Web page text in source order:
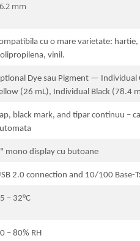
mm
cu o mare varietate: hartie,
vinil.
Dye sau Pigment — Individual
(26 mL), Individual Black (78.4
black mark, and tipar continuu –
mono display cu butoane
2.0 connection and 10/100 Base-
– 32°C
– 80% RH